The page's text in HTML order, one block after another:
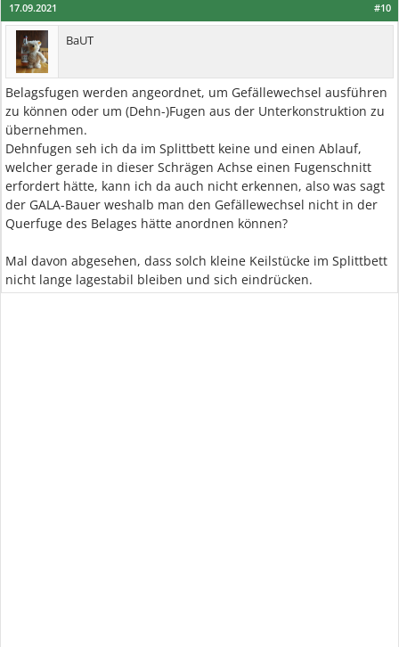
#10
17.09.2021
BaUT
Belagsfugen werden angeordnet, um Gefällewechsel ausführen
zu können oder um (Dehn-)Fugen aus der Unterkonstruktion zu
übernehmen.
Dehnfugen seh ich da im Splittbett keine und einen Ablauf,
welcher gerade in dieser Schrägen Achse einen Fugenschnitt
erfordert hätte, kann ich da auch nicht erkennen, also was sagt
der GALA-Bauer weshalb man den Gefällewechsel nicht in der
Querfuge des Belages hätte anordnen können?
Mal davon abgesehen, dass solch kleine Keilstücke im Splittbett
nicht lange lagestabil bleiben und sich eindrücken.